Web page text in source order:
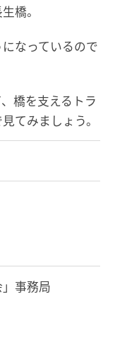
橋。
なっているので
橋を支えるトラ
てみましょう。
」事務局